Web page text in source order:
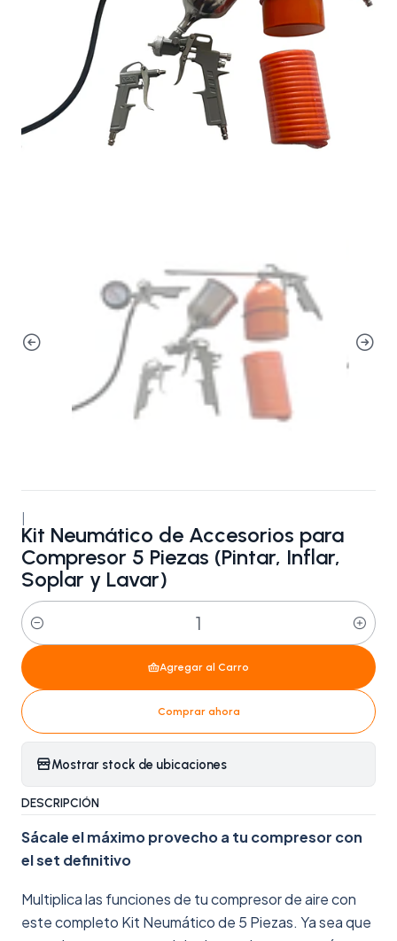
Kit Neumático de Accesorios para
Compresor 5 Piezas (Pintar, Inflar,
Soplar y Lavar)
Cantidad
Agregar al Carro
Comprar ahora
Mostrar stock de ubicaciones
DESCRIPCIÓN
Sácale el máximo provecho a tu compresor con
el set definitivo
Multiplica las funciones de tu compresor de aire con
este completo Kit Neumático de 5 Piezas. Ya sea que